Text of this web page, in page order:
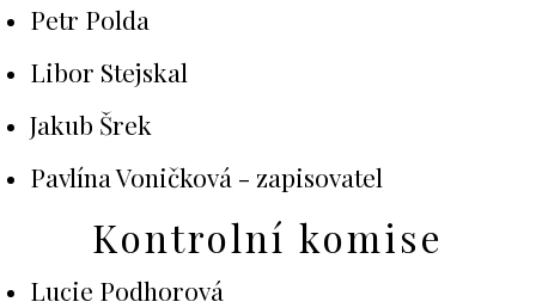
Petr Polda
Libor Stejskal
Jakub Šrek
Pavlína Voničková - zapisovatel
Kontrolní komise
Lucie Podhorová